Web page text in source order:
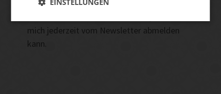
Datenschutzerklärung
mich jederzeit vom Newsletter abmelden
kann.
EINSTELLUNGEN